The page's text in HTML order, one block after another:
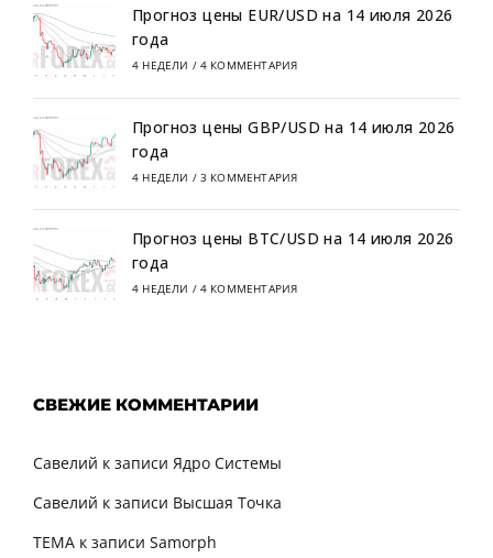
Прогноз цены EUR/USD на 14 июля 2026
года
4 НЕДЕЛИ / 4 КОММЕНТАРИЯ
Прогноз цены GBP/USD на 14 июля 2026
года
4 НЕДЕЛИ / 3 КОММЕНТАРИЯ
Прогноз цены BTC/USD на 14 июля 2026
года
4 НЕДЕЛИ / 4 КОММЕНТАРИЯ
СВЕЖИЕ КОММЕНТАРИИ
Савелий к записи Ядро Системы
Савелий к записи Высшая Точка
TEMA к записи Samorph